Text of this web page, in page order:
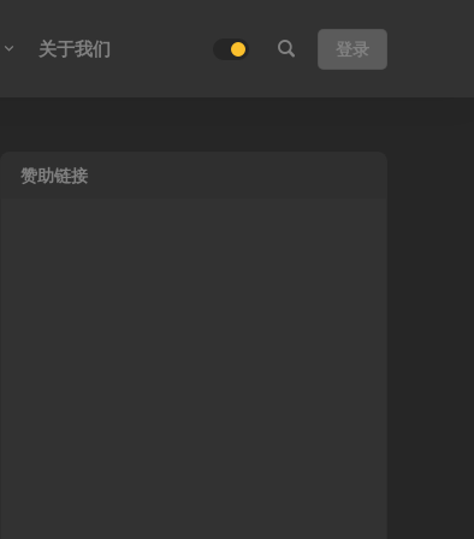
关于我们 登录
赞助链接